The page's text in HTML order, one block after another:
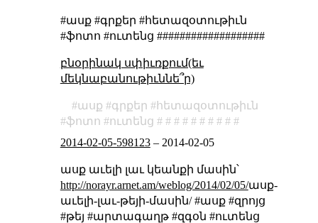
#ասք #գրքեր #հետազօտութիւն
#ֆոտո #ուտենց ###################
բնօրինակ սփիւռքում(եւ
մեկնաբանութիւննե՞ր)
ասք գրքեր
հետազօտութիւն
ֆոտո
ուտենց
2014-02-05-598123– 2014-02-05
ասք աւելի լաւ կեանքի մասին՝
http://norayr.arnet.am/weblog/2014/02/05/ասք-
աւելի-լաւ-թեյի-մասին/ #ասք #զրոյց
#թեյ #արտագաղթ #զգօն #ուտենց